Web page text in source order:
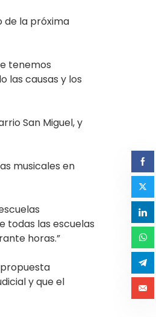
de la próxima
tenemos
las causas y los
San Miguel, y
musicales en
todas las escuelas
horas.”
y que el